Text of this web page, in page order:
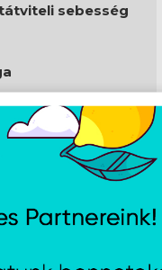
sebesség